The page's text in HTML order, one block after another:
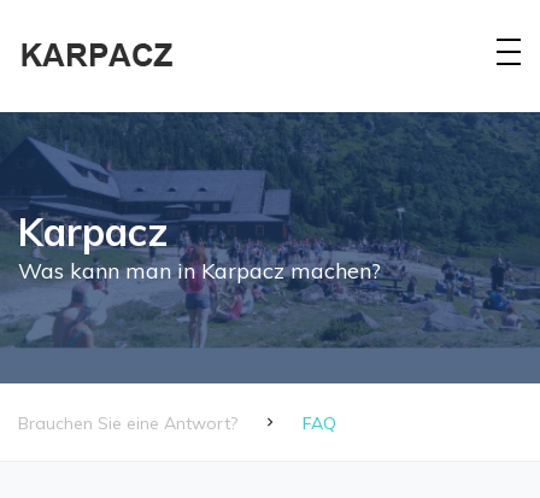
Karpacz
Was kann man in Karpacz machen?
Brauchen Sie eine Antwort? FAQ